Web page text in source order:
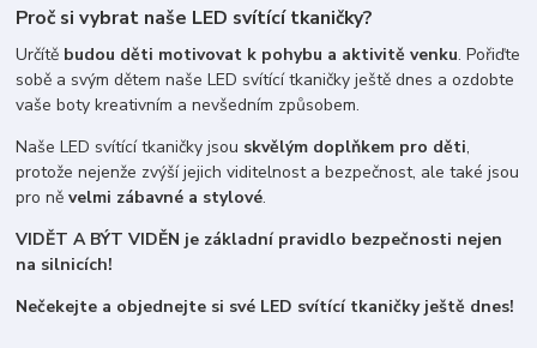
Proč si vybrat naše LED svítící tkaničky?
Určítě budou děti motivovat k pohybu a aktivitě venku. Pořiďte
sobě a svým dětem naše LED svítící tkaničky ještě dnes a ozdobte
vaše boty kreativním a nevšedním způsobem.
Naše LED svítící tkaničky jsou skvělým doplňkem pro děti,
protože nejenže zvýší jejich viditelnost a bezpečnost, ale také jsou
pro něvelmi zábavné a stylové.
VIDĚT A BÝT VIDĚN je základní pravidlo bezpečnosti nejen
na silnicích!
Nečekejte a objednejte si své LED svítící tkaničky ještě dnes!